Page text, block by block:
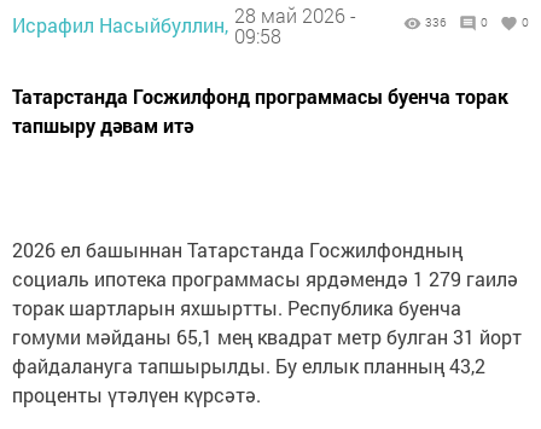
Исрафил Насыйбуллин, 28 май 2026 -
09:58
336 0 0
Татарстанда Госжилфонд программасы буенча торак
тапшыру дәвам итә
2026 ел башыннан Татарстанда Госжилфондның
социаль ипотека программасы ярдәмендә 1 279 гаилә
торак шартларын яхшыртты. Республика буенча
гомуми мәйданы 65,1 мең квадрат метр булган 31 йорт
файдалануга тапшырылды. Бу еллык планның 43,2
проценты үтәлүен күрсәтә.